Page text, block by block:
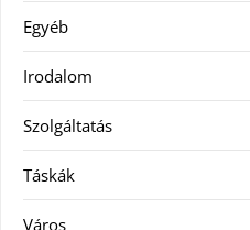
Egyéb
Irodalom
Szolgáltatás
Táskák
Város